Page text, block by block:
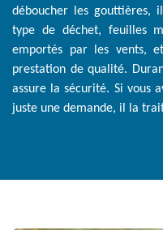
déboucher les gouttières,
type de déchet, feuilles
emportés par les vents,
prestation de qualité.
assure la sécurité. Si vous
juste une demande, il la